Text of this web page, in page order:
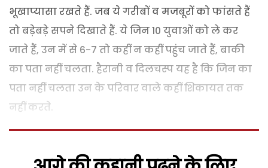
भूखाप्यासा रखते हैं. जब ये गरीबों व मजबूरों को फांसते हैं
तो बड़ेबड़े सपने दिखाते हैं. ये जिन 10 युवाओं को ले कर
जाते हैं, उन में से 6-7 तो कहीं न कहीं पहुंच जाते हैं, बाकी
का पता नहीं चलता. हैरानी व दिलचस्प यह है कि जिन का
पता नहीं चलता उन के परिवार वाले कहीं शिकायत तक
नहीं करते.